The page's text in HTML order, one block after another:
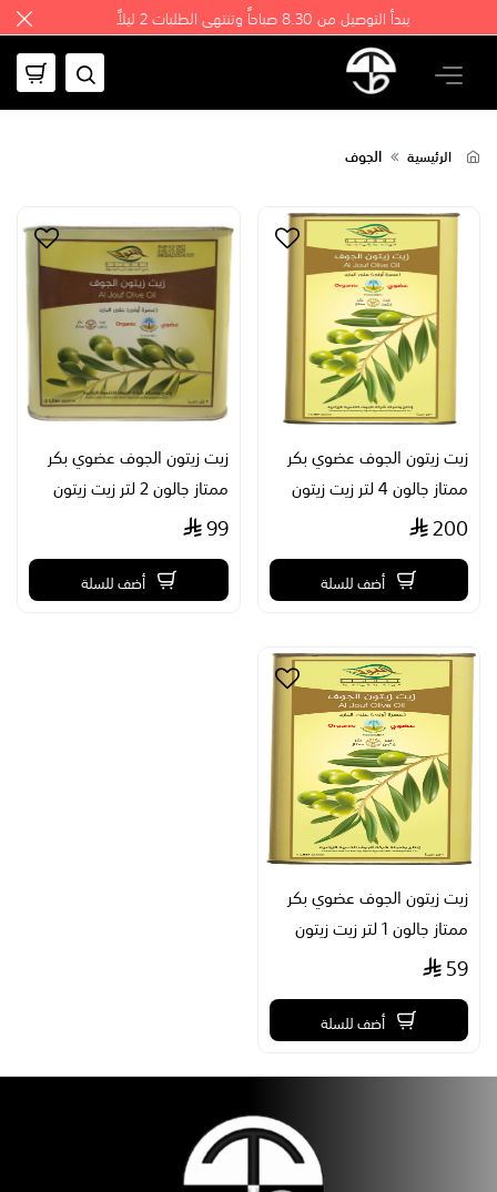
يبدأ التوصيل من 8.30 صباحاً وتنتهي الطلبات 2 ليلاً
الرئيسية الجوف
زيت زيتون الجوف عضوي بكر
ممتاز جالون 4 لتر زيت زيتون
200
أضف للسلة
زيت زيتون الجوف عضوي بكر
ممتاز جالون 2 لتر زيت زيتون
99
أضف للسلة
زيت زيتون الجوف عضوي بكر
ممتاز جالون 1 لتر زيت زيتون
59
أضف للسلة